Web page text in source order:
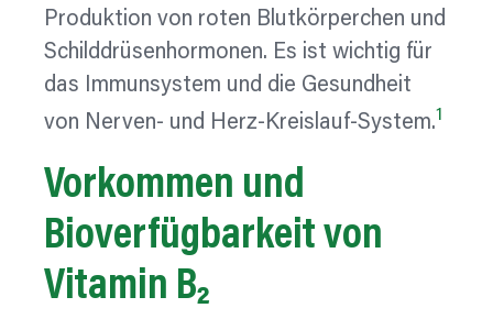
Produktion von roten Blutkörperchen und
Schilddrüsenhormonen. Es ist wichtig für
das Immunsystem und die Gesundheit
von Nerven- und Herz-Kreislauf-System.1
Vorkommen und
Bioverfügbarkeit von
Vitamin B₂